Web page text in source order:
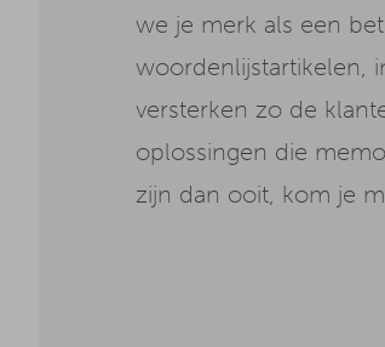
we je merk als een
woordenlijstartikelen,
versterken zo de
oplossingen die
zijn dan ooit, kom je